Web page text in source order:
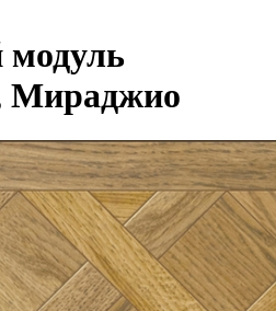
Мираджио